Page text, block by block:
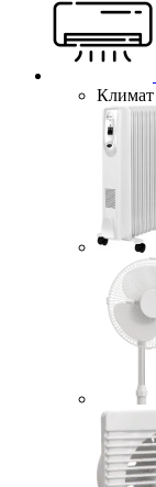
Климат